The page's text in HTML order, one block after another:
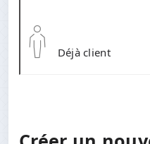
Déjà client